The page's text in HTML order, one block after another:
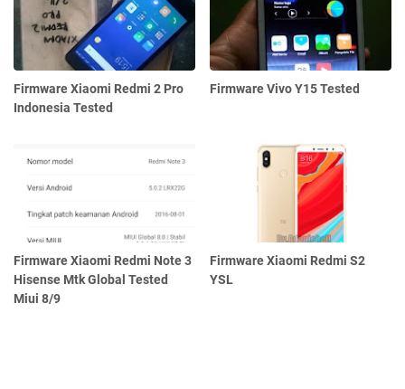
Firmware Xiaomi Redmi 2 Pro
Indonesia Tested
Firmware Vivo Y15 Tested
Firmware Xiaomi Redmi Note 3
Hisense Mtk Global Tested
Miui 8/9
Firmware Xiaomi Redmi S2
YSL